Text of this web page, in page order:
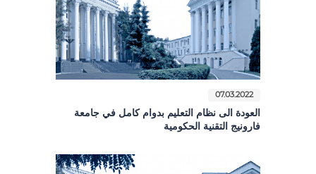
07.03.2022
العودة الى نظام التعليم بدوام كامل في جامعة
فارونيج التقنية الحكومية